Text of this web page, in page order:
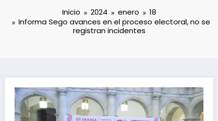
Inicio 2024 enero
18
Informa Sego avances en el proceso electoral, no se
registran incidentes